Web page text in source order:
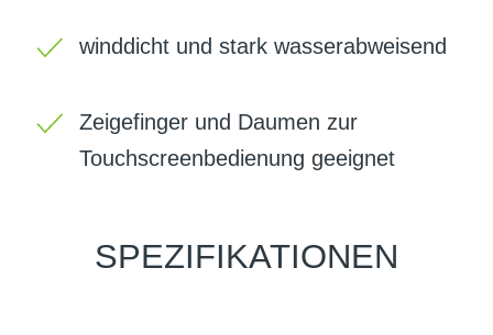
winddicht und stark wasserabweisend
Zeigefinger und Daumen zur
Touchscreenbedienung geeignet
SPEZIFIKATIONEN